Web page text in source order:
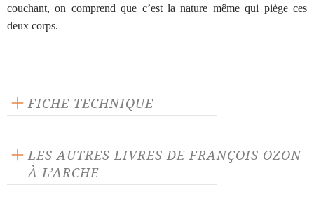
couchant, on comprend que c’est la nature même qui piège ces
deux corps.
FICHE TECHNIQUE
112 pages
Prix : 12.00 €
Langue source : français
LES AUTRES LIVRES DE FRANÇOIS OZON
À L’ARCHE